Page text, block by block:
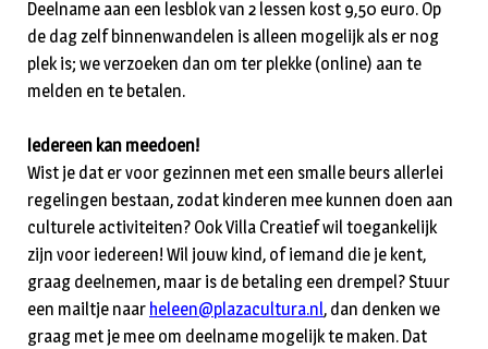
Deelname aan een lesblok van 2 lessen kost 9,50 euro. Op
de dag zelf binnenwandelen is alleen mogelijk als er nog
plek is; we verzoeken dan om ter plekke (online) aan te
melden en te betalen.
Iedereen kan meedoen!
Wist je dat er voor gezinnen met een smalle beurs allerlei
regelingen bestaan, zodat kinderen mee kunnen doen aan
culturele activiteiten? Ook Villa Creatief wil toegankelijk
zijn voor iedereen! Wil jouw kind, of iemand die je kent,
graag deelnemen, maar is de betaling een drempel? Stuur
een mailtje naar heleen@plazacultura.nl, dan denken we
graag met je mee om deelname mogelijk te maken. Dat